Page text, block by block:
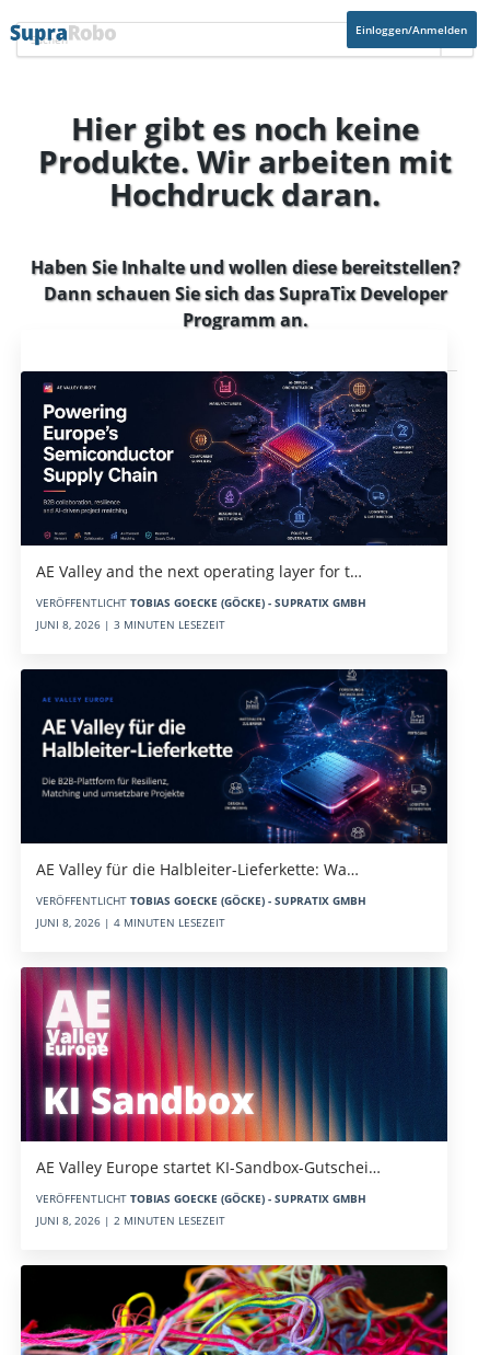
Einloggen/Anmelden
Hier gibt es noch keine
Produkte. Wir arbeiten mit
Hochdruck daran.
Haben Sie Inhalte und wollen diese bereitstellen?
Dann schauen Sie sich dasSupraTix Developer
Programman.
AE Valley and the next operating layer for t…
VERÖFFENTLICHT TOBIAS GOECKE (GÖCKE) - SUPRATIX GMBH
JUNI 8, 2026 | 3 MINUTEN LESEZEIT
AE Valley für die Halbleiter-Lieferkette: Wa…
VERÖFFENTLICHT TOBIAS GOECKE (GÖCKE) - SUPRATIX GMBH
JUNI 8, 2026 | 4 MINUTEN LESEZEIT
AE Valley Europe startet KI-Sandbox-Gutschei…
VERÖFFENTLICHT TOBIAS GOECKE (GÖCKE) - SUPRATIX GMBH
JUNI 8, 2026 | 2 MINUTEN LESEZEIT